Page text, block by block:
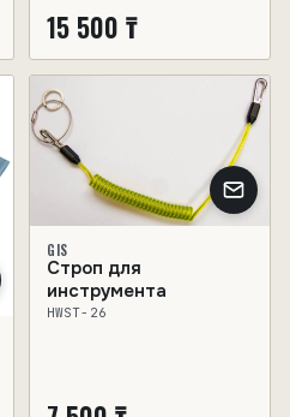
15 500 ₸
GIS
Строп для
инструмента
HWST-26